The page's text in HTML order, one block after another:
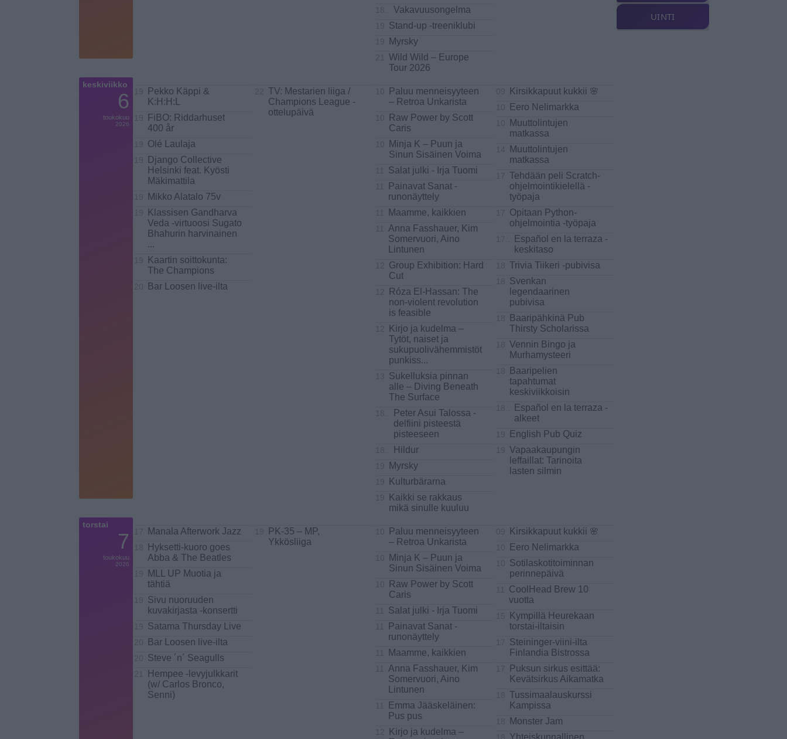
Vakavuusongelma
Stand-up -treeniklubi
Myrsky
Wild Wild – Europe
Tour 2026
keskiviikko
6
toukokuu
2026
Pekko Käppi &
K:H:H:L
FiBO: Riddarhuset
400 år
Olé Laulaja
Django Collective
Helsinki feat. Kyösti
Mäkimattila
Mikko Alatalo 75v
Klassisen Gandharva
Veda -virtuoosi Sugato
Bhahurin harvinainen
...
Kaartin soittokunta:
The Champions
Bar Loosen live-ilta
TV: Mestarien liiga /
Champions League -
ottelupäivä
Paluu menneisyyteen
– Retroa Unkarista
Raw Power by Scott
Caris
Minja K – Puun ja
Sinun Sisäinen Voima
Salat julki - Irja Tuomi
Painavat Sanat -
runonäyttely
Maamme, kaikkien
Anna Fasshauer, Kim
Somervuori, Aino
Lintunen
Group Exhibition: Hard
Cut
Róza El-Hassan: The
non-violent revolution
is feasible
Kirjo ja kudelma –
Tytöt, naiset ja
sukupuolivähemmistöt
punkiss...
Sukelluksia pinnan
alle – Diving Beneath
The Surface
Peter Asui Talossa -
delfiini pisteestä
pisteeseen
Hildur
Myrsky
Kulturbärarna
Kaikki se rakkaus
mikä sinulle kuuluu
Kirsikkapuut kukkii 🌸
Eero Nelimarkka
Muuttolintujen
matkassa
Muuttolintujen
matkassa
Tehdään peli Scratch-
ohjelmointikielellä -
työpaja
Opitaan Python-
ohjelmointia -työpaja
Español en la terraza -
keskitaso
Trivia Tiikeri -pubivisa
Svenkan
legendaarinen
pubivisa
Baaripähkinä Pub
Thirsty Scholarissa
Vennin Bingo ja
Murhamysteeri
Baaripelien
tapahtumat
keskiviikkoisin
Español en la terraza -
alkeet
English Pub Quiz
Vapaakaupungin
leffaillat: Tarinoita
lasten silmin
torstai
7
toukokuu
2026
Manala Afterwork Jazz
Hyksetti-kuoro goes
Abba & The Beatles
MLL UP Muotia ja
tähtiä
Sivu nuoruuden
kuvakirjasta -konsertti
Satama Thursday Live
Bar Loosen live-ilta
Steve ´n´ Seagulls
Hempee -levyjulkkarit
(w/ Carlos Bronco,
Senni)
PK-35 – MP,
Ykkösliiga
Paluu menneisyyteen
– Retroa Unkarista
Minja K – Puun ja
Sinun Sisäinen Voima
Raw Power by Scott
Caris
Salat julki - Irja Tuomi
Painavat Sanat -
runonäyttely
Maamme, kaikkien
Anna Fasshauer, Kim
Somervuori, Aino
Lintunen
Emma Jääskeläinen:
Pus pus
Kirjo ja kudelma –
Kirsikkapuut kukkii 🌸
Eero Nelimarkka
Sotilaskotitoiminnan
perinnepäivä
CoolHead Brew 10
vuotta
Kympillä Heurekaan
torstai-iltaisin
Steininger-viini-ilta
Finlandia Bistrossa
Puksun sirkus esittää:
Kevätsirkus Aikamatka
Tussimaalauskurssi
Kampissa
Monster Jam
UINTI